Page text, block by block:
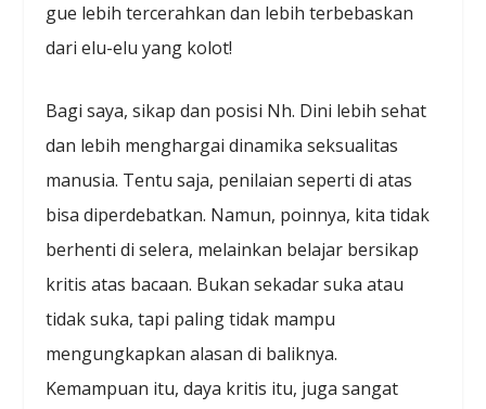
gue lebih tercerahkan dan lebih terbebaskan
dari elu-elu yang kolot!
Bagi saya, sikap dan posisi Nh. Dini lebih sehat
dan lebih menghargai dinamika seksualitas
manusia. Tentu saja, penilaian seperti di atas
bisa diperdebatkan. Namun, poinnya, kita tidak
berhenti di selera, melainkan belajar bersikap
kritis atas bacaan. Bukan sekadar suka atau
tidak suka, tapi paling tidak mampu
mengungkapkan alasan di baliknya.
Kemampuan itu, daya kritis itu, juga sangat